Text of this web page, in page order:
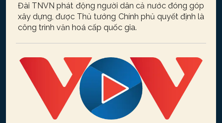
Đài TNVN phát động người dân cả nước đóng góp
xây dựng, được Thủ tướng Chính phủ quyết định là
công trình văn hoá cấp quốc gia.